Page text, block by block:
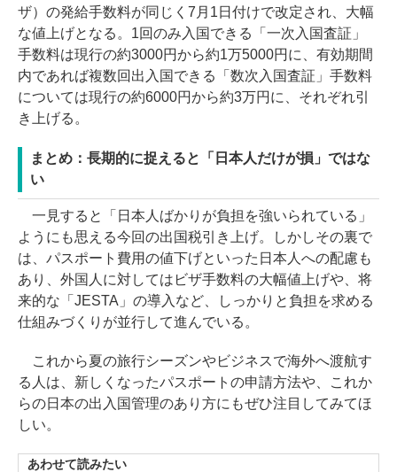
ザ）の発給手数料が同じく7月1日付けで改定され、大幅
な値上げとなる。1回のみ入国できる「一次入国査証」
手数料は現行の約3000円から約1万5000円に、有効期間
内であれば複数回出入国できる「数次入国査証」手数料
については現行の約6000円から約3万円に、それぞれ引
き上げる。
まとめ：長期的に捉えると「日本人だけが損」ではな
い
一見すると「日本人ばかりが負担を強いられている」
ようにも思える今回の出国税引き上げ。しかしその裏で
は、パスポート費用の値下げといった日本人への配慮も
あり、外国人に対してはビザ手数料の大幅値上げや、将
来的な「JESTA」の導入など、しっかりと負担を求める
仕組みづくりが並行して進んでいる。
これから夏の旅行シーズンやビジネスで海外へ渡航す
る人は、新しくなったパスポートの申請方法や、これか
らの日本の出入国管理のあり方にもぜひ注目してみてほ
しい。
あわせて読みたい